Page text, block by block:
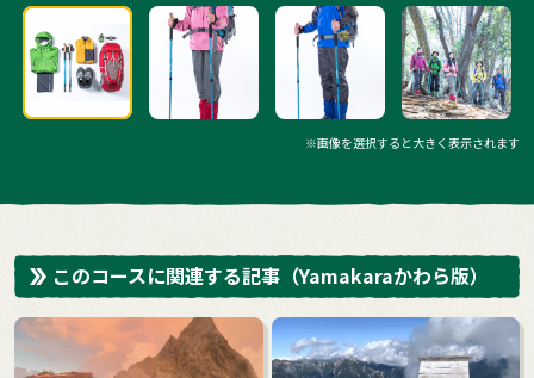
※画像を選択すると大きく表示されます
このコースに関連する記事 （Yamakaraかわら版）